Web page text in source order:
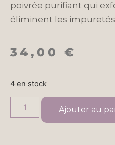
poivrée purifiant qui
éliminent les
34,00€
4 en stock
Ajouter au